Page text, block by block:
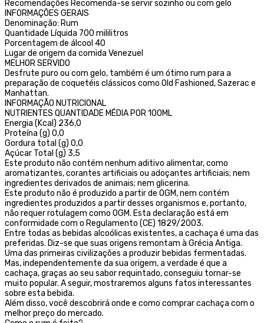
Recomendações Recomenda-se servir sozinho ou com gelo
INFORMAÇÕES GERAIS
Denominação: Rum
Quantidade Líquida 700 mililitros
Porcentagem de álcool 40
Lugar de origem da comida Venezuel
MELHOR SERVIDO
Desfrute puro ou com gelo, também é um ótimo rum para a
preparação de coquetéis clássicos como Old Fashioned, Sazerac e
Manhattan.
INFORMAÇÃO NUTRICIONAL
NUTRIENTES QUANTIDADE MÉDIA POR 100ML
Energia (Kcal) 236,0
Proteína (g) 0,0
Gordura total (g) 0,0
Açúcar Total (g) 3,5
Este produto não contém nenhum aditivo alimentar, como
aromatizantes, corantes artificiais ou adoçantes artificiais; nem
ingredientes derivados de animais; nem glicerina.
Este produto não é produzido a partir de OGM, nem contém
ingredientes produzidos a partir desses organismos e, portanto,
não requer rotulagem como OGM. Esta declaração está em
conformidade com o Regulamento (CE) 1829/2003.
Entre todas as bebidas alcoólicas existentes, a cachaça é uma das
preferidas. Diz-se que suas origens remontam à Grécia Antiga.
Uma das primeiras civilizações a produzir bebidas fermentadas.
Mas, independentemente da sua origem, a verdade é que a
cachaça, graças ao seu sabor requintado, conseguiu tornar-se
muito popular. A seguir, mostraremos alguns fatos interessantes
sobre esta bebida.
Além disso, você descobrirá onde e como comprar cachaça com o
melhor preço do mercado.